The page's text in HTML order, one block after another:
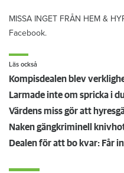
MISSA INGET FRÅN HEM &
Facebook.
Läs också
Larmade inte om spricka i